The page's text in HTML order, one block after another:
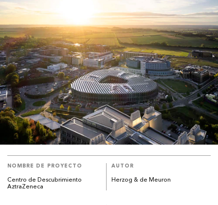
NOMBRE DE PROYECTO
Centro de Descubrimiento
AztraZeneca
AUTOR
Herzog & de Meuron